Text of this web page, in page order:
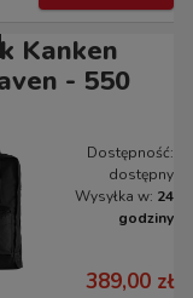
Kanken
- 550
Dostępność:
dostępny
Wysyłka w: 24
godziny
389,00 zł